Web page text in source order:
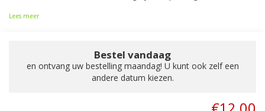
Lees meer
Bestel vandaag
en ontvang uw bestelling maandag! U kunt ook zelf een
andere datum kiezen.